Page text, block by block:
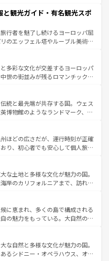
、忘れられない旅をしてみよう！
報は
、情熱的なフラメンコ、熱気あふ
いタパスが生活の一部となってい
練された雰囲気や、バルセロナの
、地方では古代ローマ遺跡や中世
や気候が異なるスペインはその個
性で訪れる人を魅了する。 なお、新着のスペイン情報は コ
ほしい。
と観光ガイド・有名観光スポ
行者を魅了し続けるヨーロッパ屈
のエッフェル塔やルーブル美術館
ている。華麗な宮殿、歴史的な大
して豊かな自然が、訪れる者を心
ランスは美食の国としても知ら
地であるランス、プロヴァンスの
ど、多彩な楽しみ方が可能だ。さ
も魅力が溢れており、どの街角に
れぞれで全く異なる文化を体験で
なお、新着のフランス情報はコンテンツ一覧
多彩な文化が交差するヨーロッパ
世の街並みが残るロマンチック街
を歩いても飽きることがない。ベ
イエルン州のアルプスの絶景、そ
ン畑といった風景は必見。ビール
してほしい。 なお、新着の
一覧を参照してほしい。
統と最先端が共存する国。ウェス
博物館のようなランドマーク、歴
ある。また、優雅なアフタヌーン
たまらない英国パブ、サッカー観
できる体験も豊富。イギリスを旅
い。
ほどの広さだが、運行時刻が正確
り、初心者でも安心して個人旅行
や、スイスならではのユニークな
観光だけでなく町歩きも満喫する
得が高いため物価も高いが、旅行
しむこともできる。 なお、新
ンツ一覧 を参照してほしい。
な土地と多様な文化が魅力の国。
岸のカリフォルニアまで、訪れる
光、ショッピング、エンターテイ
的なスポットだ。一方、アメリカ
、グランドキャニオンやイエロー
は、音楽と美食が融合した独特の
メリカの各地域で異なる魅力を楽
と豊かな歴史を感じることができ
に恵まれ、多くの島で構成される
の魅力をもっている。大自然の神
た、定番の観光地といえばオアフ
めるならマウイ島やカウアイ島が
リーンに輝く海をはじめ、豊かな
な自然と多様な文化が魅力の国。
るシドニー・オペラハウス、オー